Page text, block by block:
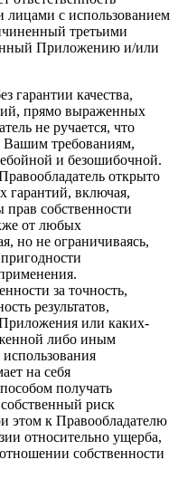
лицами с использованием
третьими
Приложению и/или
гарантии качества,
прямо выраженных
не ручается, что
Вашим требованиям,
и безошибочной.
открыто
гарантий, включая,
собственности
от любых
но не ограничиваясь,
за точность,
результатов,
или каких-
либо иным
на себя
получать
риск
этом к Правообладателю
относительно ущерба,
собственности